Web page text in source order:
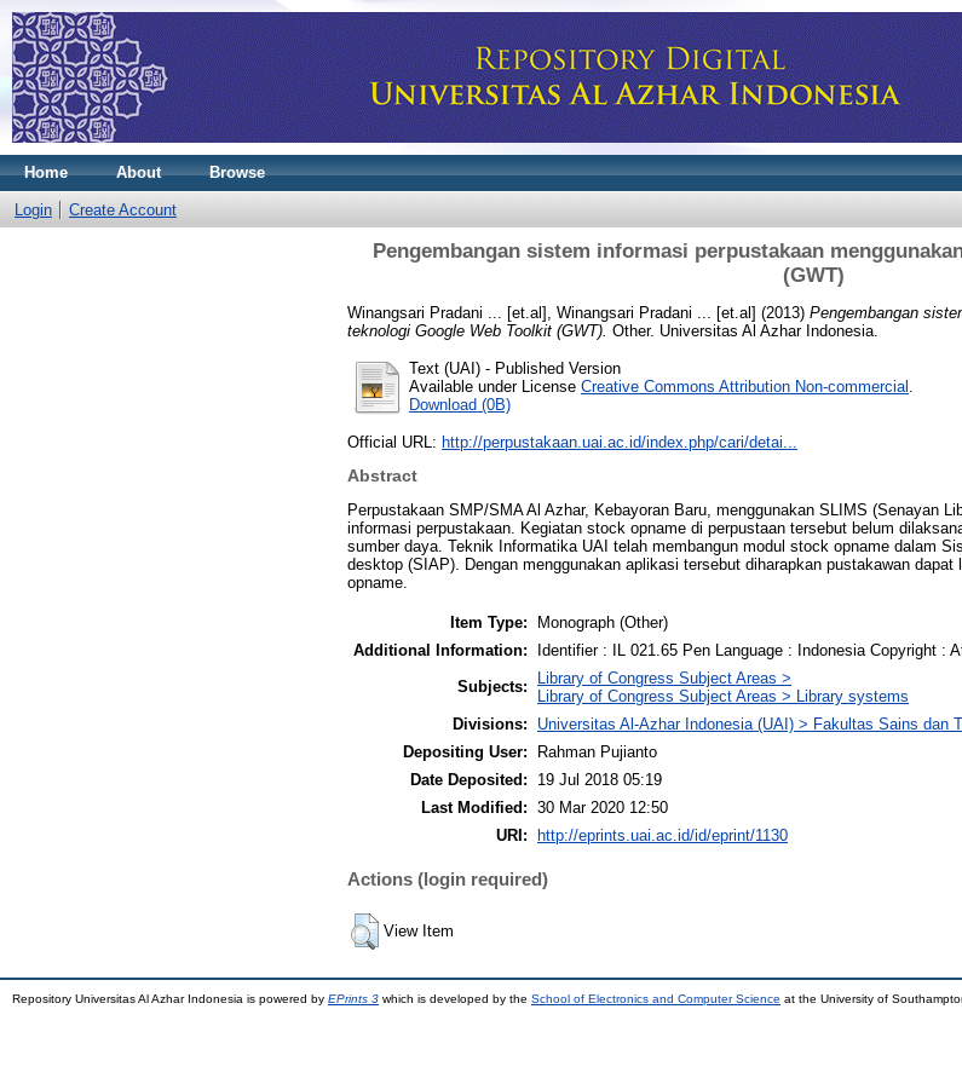
Home About Browse
Login Create Account
Pengembangan sistem informasi perpustakaan
(GWT)
Winangsari Pradani ... [et.al], Winangsari Pradani ... [et.al] (2013) Pengembangan
teknologi Google Web Toolkit (GWT). Other. Universitas Al Azhar Indonesia.
Text (UAI) - Published Version
Available under License Creative Commons Attribution Non-commercial
Download (0B)
Official URL: http://perpustakaan.uai.ac.id/index.php/cari/detai...
Abstract
Perpustakaan SMP/SMA Al Azhar, Kebayoran Baru, menggunakan SLIMS (Senayan
informasi perpustakaan. Kegiatan stock opname di perpustaan tersebut belum
sumber daya. Teknik Informatika UAI telah membangun modul stock opname dalam
desktop (SIAP). Dengan menggunakan aplikasi tersebut diharapkan pustakawan
opname.
Item Type:
Monograph (Other)
Additional Information:
Identifier : IL 021.65 Pen Language : Indonesia Copyright :
Subjects:
Library of Congress Subject Areas >
Library of Congress Subject Areas > Library systems
Divisions:
Universitas Al-Azhar Indonesia (UAI) > Fakultas Sains dan
Depositing User:
Rahman Pujianto
Date Deposited:
19 Jul 2018 05:19
Last Modified: 30 Mar 2020 12:50
URI:
http://eprints.uai.ac.id/id/eprint/1130
Actions (login required)
View Item
Repository Universitas Al Azhar Indonesia is powered by EPrints 3 which is developed by the School of Electronics and Computer Science at the University of